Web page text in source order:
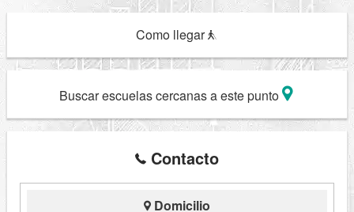
Como llegar
Buscar escuelas cercanas a este punto
Contacto
Domicilio